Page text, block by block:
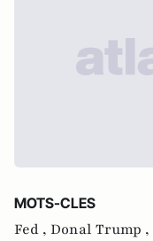
MOTS-CLES
Fed , Donal Trump ,